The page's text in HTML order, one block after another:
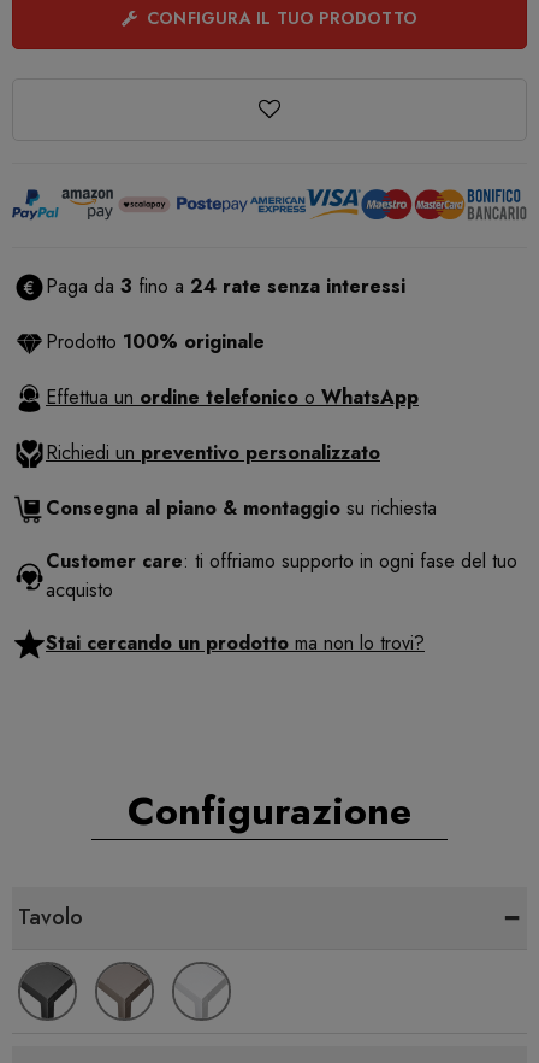
CONFIGURA IL TUO PRODOTTO
Paga da 3 fino a 24 rate senza interessi
Prodotto 100% originale
Effettua un ordine telefonico o WhatsApp
Richiedi un preventivo personalizzato
Consegna al piano & montaggio su richiesta
Customer care: ti offriamo supporto in ogni fase del tuo
acquisto
Stai cercando un prodotto ma non lo trovi?
Configurazione
Tavolo -